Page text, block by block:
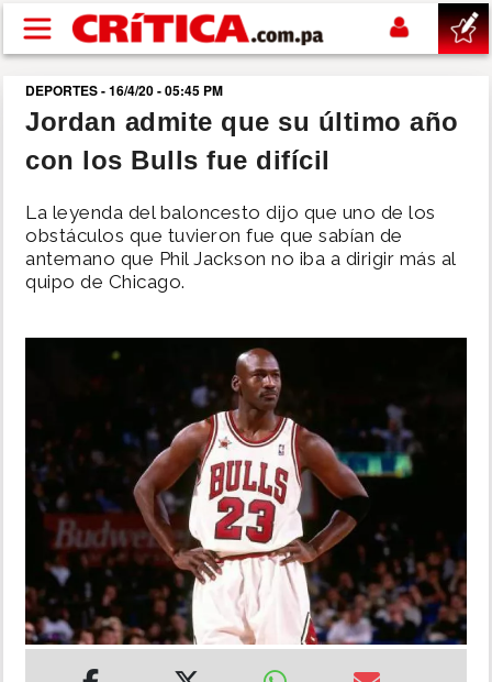
Pasar al contenido principal
buscar
SUCESOS
NACIONAL
POLÍTICA
MUNDO
INSÓLITAS
MULTIMEDIA
DEPORTES - 16/4/20 - 05:45 PM
Jordan admite que su último año
con los Bulls fue difícil
La leyenda del baloncesto dijo que uno de los
obstáculos que tuvieron fue que sabían de
antemano que Phil Jackson no iba a dirigir más al
quipo de Chicago.